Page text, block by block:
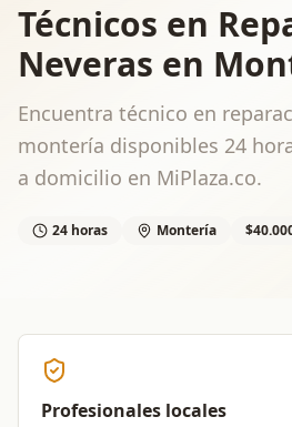
Técnicos en
Neveras en
Encuentra técnico en
montería disponibles 24
a domicilio en MiPlaza.co.
24 horas Montería
Profesionales locales